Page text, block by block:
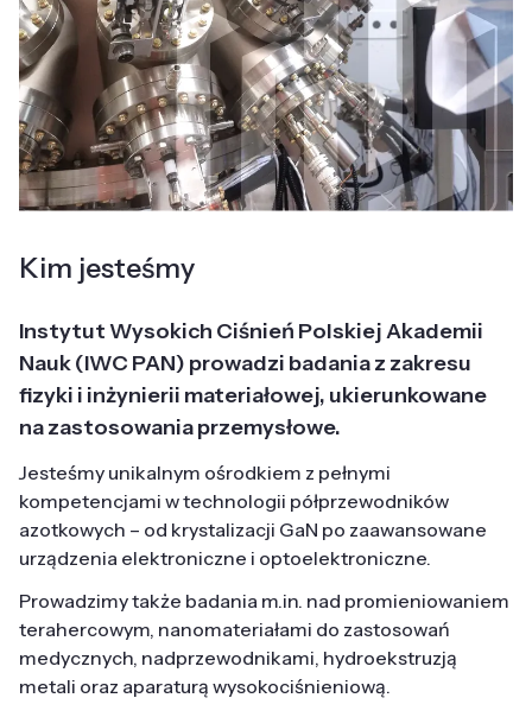
Kim jesteśmy
Instytut Wysokich Ciśnień Polskiej Akademii
Nauk (IWC PAN) prowadzi badania z zakresu
fizyki i inżynierii materiałowej, ukierunkowane
na zastosowania przemysłowe.
Jesteśmy unikalnym ośrodkiem z pełnymi
kompetencjami w technologii półprzewodników
azotkowych – od krystalizacji GaN po zaawansowane
urządzenia elektroniczne i optoelektroniczne.
Prowadzimy także badania m.in. nad promieniowaniem
terahercowym, nanomateriałami do zastosowań
medycznych, nadprzewodnikami, hydroekstruzją
metali oraz aparaturą wysokociśnieniową.